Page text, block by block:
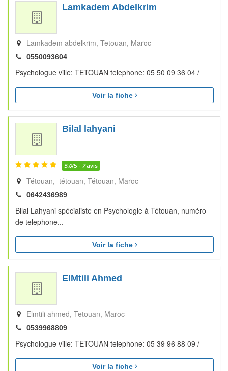
Lamkadem Abdelkrim
Lamkadem abdelkrim Tetouan Maroc
0550093604
Psychologue ville: TETOUAN telephone: 05 50 09 36 04 /
Voir la fiche
Bilal lahyani
5.0/5 - 7avis
Tétouan, tétouan Tétouan Maroc
0642436989
Bilal Lahyani spécialiste en Psychologie à Tétouan, numéro
de telephone...
Voir la fiche
ElMtili Ahmed
Elmtili ahmed Tetouan Maroc
0539968809
Psychologue ville: TETOUAN telephone: 05 39 96 88 09 /
Voir la fiche